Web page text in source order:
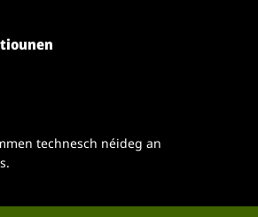
technesch néideg an